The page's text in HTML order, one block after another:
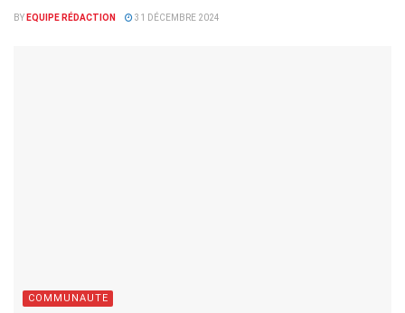
BY EQUIPE RÉDACTION 31 DÉCEMBRE 2024
COMMUNAUTE